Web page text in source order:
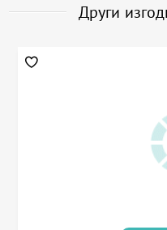
Други